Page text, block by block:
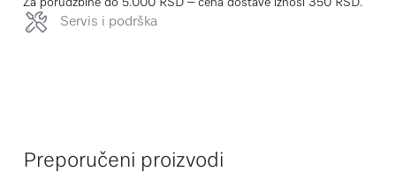
Za porudžbine do 5.000 RSD – cena dostave iznosi 350 RSD.
Servis i podrška
Preporučeni proizvodi